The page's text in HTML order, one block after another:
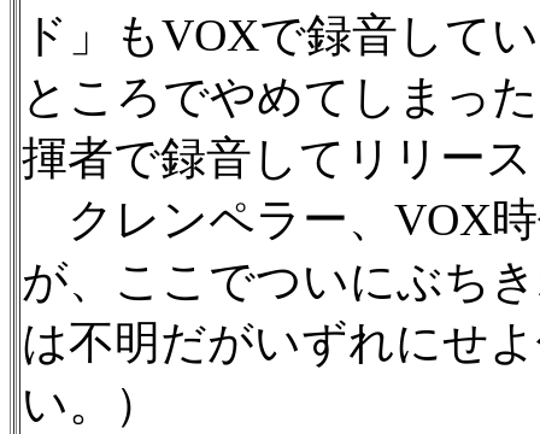
ド」もVOXで録音して
ところでやめてしまっ
揮者で録音してリリー
クレンペラー、VOX
が、ここでついにぶち
は不明だがいずれにせ
い。）